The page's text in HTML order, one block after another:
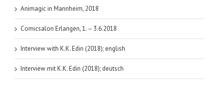
Animagic in Mannheim, 2018
Comicsalon Erlangen, 1. – 3.6.2018
Interview with K.K. Edin (2018); english
Interview mit K.K. Edin (2018); deutsch